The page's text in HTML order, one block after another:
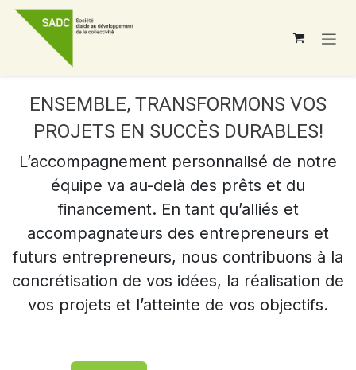
Se rendre au contenu
ENSEMBLE, TRANSFORMONS VOS
PROJETS EN SUCCÈS DURABLES!
L’accompagnement personnalisé de notre
équipe va au-delà des prêts et du
financement. En tant qu’alliés et
accompagnateurs des entrepreneurs et
futurs entrepreneurs, nous contribuons à la
concrétisation de vos idées, la réalisation de
vos projets et l’atteinte de vos objectifs.